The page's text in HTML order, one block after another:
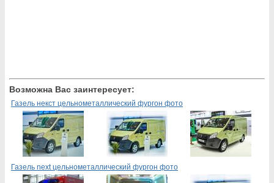
Возможна Вас заинтересует:
Газель некст цельнометаллический фургон фото
Газель next цельнометаллический фургон фото